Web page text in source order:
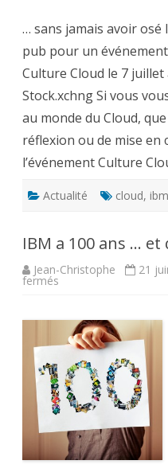
… sans jamais avoir osé
pub pour un
Culture Cloud le 7
Stock.xchng Si vous
au monde du Cloud,
réflexion ou de mise
l’événement Culture
Actualité cloud, ibm
IBM a 100 ans …
Jean-Christophe 21
fermés
ans
et
quelques
jours